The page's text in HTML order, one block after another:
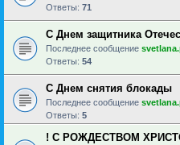
Ответы: 71
С Днем защитника
Последнее сообщение
Ответы: 54
С Днем снятия блокады
Последнее сообщение
Ответы: 5
! С РОЖДЕСТВОМ